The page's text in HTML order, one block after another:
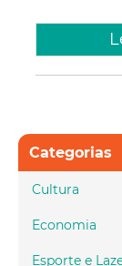
Categorias
Cultura
Economia
Esporte e